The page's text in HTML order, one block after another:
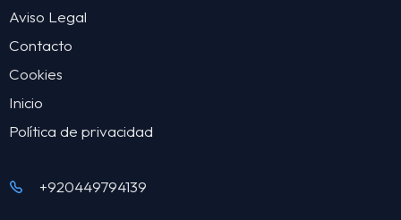
Aviso Legal
Contacto
Cookies
Inicio
Política de privacidad
+920449794139